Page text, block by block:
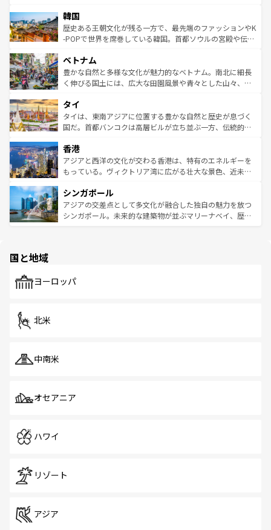
ワイを、存分に味わってほしい。 なお、新着のハワイ情報
はコンテンツ一覧を参照してほしい。
いる。アクティビティも充実しており、サーフィンやダイ
ビング、ハイキングなど、アウトドア好きにはたまらな
い。オーストラリアの多彩な魅力を存分に味わいつくそ
参照してほしい。
ン）、静ひつな山岳地帯である台湾東部など、都市の喧騒
と山間の静けさが共存しており、訪れる人に新しい発見と
驚きをもたらしてくれる。また、奥深い台湾の食文化も魅
容にもいいと評判のスイーツなど、バラエティ豊かな料理
が味わえる。 なお、新着の台湾情報は コンテンツ一覧を参
照してほしい。
韓国
歴史ある王朝文化が残る一方で、最先端のファッションやK
-POPで世界を席巻している韓国。首都ソウルの宮殿や伝統
き、地方に足を延ばせば四季折々の自然美を楽しむことが
できる。そして、キムチや焼肉、絶品のストリートフード
まで、さまざまな韓国料理が待っている。夜には、韓国な
リティに包まれながら、韓国の多彩な魅力を心ゆくまで味
わってみてほしい。 なお、新着の韓国情報はコンテンツ一
覧を参照してほしい。
ベトナム
豊かな自然と多様な文化が魅力的なベトナム。南北に細長
く伸びる国土には、広大な田園風景や青々とした山々、世
急速な発展と共に伝統が息づく。ハノイの古い町並みやホ
ーチミン市のフランス統治時代の建物も、独特の雰囲気を
醸し出している。また、バラエティの豊かさとおいしさで
とつ。フォーやバインミー、ベトナムコーヒーなどは、ぜ
ひ現地で味わいたい。どの地域を訪れてもあたたかい人々
が旅行者を迎えてくれるので、きっと忘れられない旅にな
参照してほしい。
タイ
タイは、東南アジアに位置する豊かな自然と歴史が息づく
国だ。首都バンコクは高層ビルが立ち並ぶ一方、伝統的な
の活気が交差している。北部ではチェンマイなどの山岳地
帯で自然と触れ合い、南部ではプーケットやクラビの美し
いビーチでリゾート気分を楽しむことができる。タイ料理
激する。気候は一年中温暖で、どの季節にも異なる楽しみ
が待っている。親しみやすいタイの人々、仏教を中心とし
た文化、そして多様な観光資源が、訪れる旅人を魅了し続
香港
アジアと西洋の文化が交わる香港は、特有のエネルギーを
もっている。ヴィクトリア湾に広がる壮大な景色、近未来
み、どこを訪れても感動するはず。観光スポットが密集し
ており、効率よく見どころを回れるのも魅力。息をのむよ
うな絶景から文化的な体験まで、香港を存分に楽しみ尽く
シンガポール
アジアの交差点として多文化が融合した独自の魅力を放つ
シンガポール。未来的な建築物が並ぶマリーナベイ、歴史
で、ホーカーズは地元の風情を楽しめる外せないスポット
国と地域
ヨーロッパ
北米
中南米
オセアニア
ハワイ
リゾート
アジア